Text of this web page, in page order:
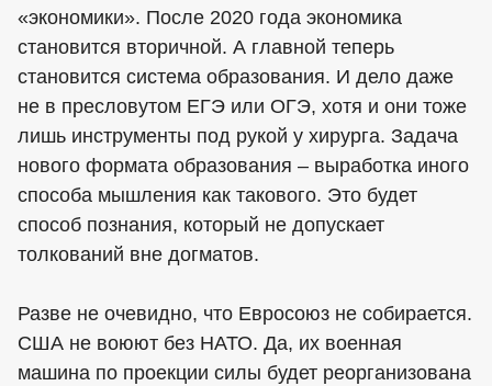
«экономики». После 2020 года экономика
становится вторичной. А главной теперь
становится система образования. И дело даже
не в пресловутом ЕГЭ или ОГЭ, хотя и они тоже
лишь инструменты под рукой у хирурга. Задача
нового формата образования – выработка иного
способа мышления как такового. Это будет
способ познания, который не допускает
толкований вне догматов.
Разве не очевидно, что Евросоюз не собирается.
США не воюют без НАТО. Да, их военная
машина по проекции силы будет реорганизована